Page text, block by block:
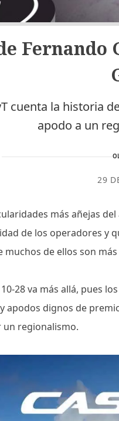
Fernando
cuenta la historia
apodo a un
29
más añejas
de los operadores y
muchos de ellos son
28 va más allá, pues
apodos dignos de
un regionalismo.